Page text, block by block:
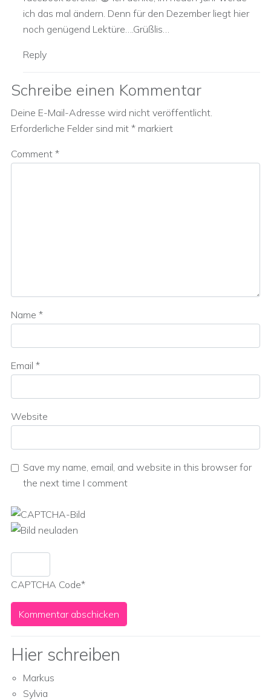
ich das mal ändern. Denn für den Dezember liegt hier
noch genügend Lektüre….Grüßlis…
Reply
Schreibe einen Kommentar
Deine E-Mail-Adresse wird nicht veröffentlicht.
Erforderliche Felder sind mit * markiert
Comment *
Name *
Email *
Website
Save my name, email, and website in this browser for
the next time I comment
CAPTCHA Code*
Hier schreiben
Markus
Sylvia